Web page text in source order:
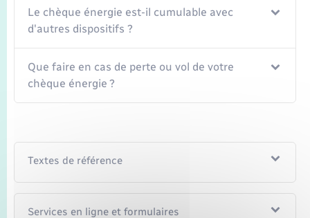
Le chèque énergie est-il cumulable avec
d'autres dispositifs ?
Que faire en cas de perte ou vol de votre
chèque énergie ?
Textes de référence
Services en ligne et formulaires